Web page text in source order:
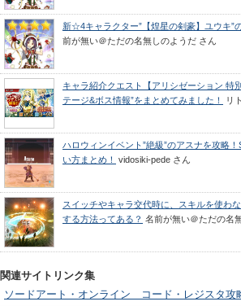
新☆4キャラクター”【煌星の剣豪】ユウキ”
前が無い＠ただの名無しのようだ さん
キャラ紹介クエスト【アリシゼーション 特
テージ&ボス情報”をまとめてみました！
リ
ハロウィンイベント”絶級”のアスナを攻略
い方まとめ！
vidosiki-pede さん
スイッチやキャラ交代時に、スキルを使わ
する方法ってある？ 名前が無い＠ただの名
関連サイトリンク集
ソードアート・オンライン コード・レジスタ攻